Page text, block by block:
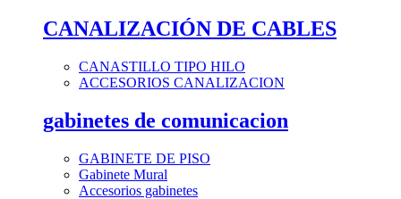
CANALIZACIÓN DE CABLES
CANASTILLO TIPO HILO
ACCESORIOS CANALIZACION
gabinetes de comunicacion
GABINETE DE PISO
Gabinete Mural
Accesorios gabinetes